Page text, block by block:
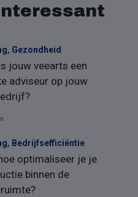
, Gezondheid
jouw veearts een
adviseur op jouw
, Bedrijfsefficiëntie
optimaliseer je je
binnen de